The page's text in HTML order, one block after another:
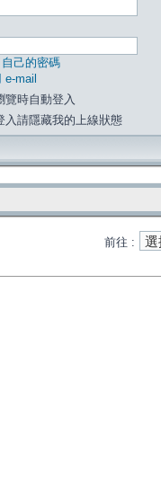
己的密碼
e-mail
覽時自動登入
入請隱藏我的上線狀態
前往 :